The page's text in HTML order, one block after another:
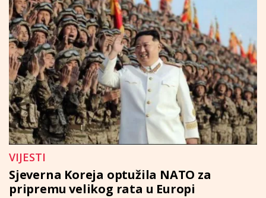
VIJESTI
Sjeverna Koreja optužila NATO za
pripremu velikog rata u Europi